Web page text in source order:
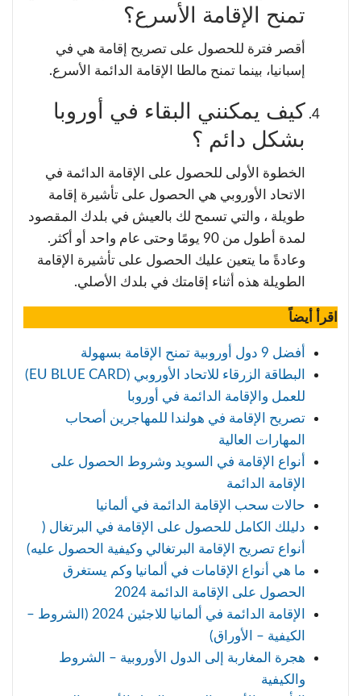
تمنح الإقامة الأسرع؟
أقصر فترة للحصول على تصريح إقامة هي في
إسبانيا، بينما تمنح مالطا الإقامة الدائمة الأسرع.
كيف يمكنني البقاء في أوروبا
بشكل دائم ؟
الخطوة الأولى للحصول على الإقامة الدائمة في
الاتحاد الأوروبي هي الحصول على تأشيرة إقامة
طويلة ، والتي تسمح لك بالعيش في بلدك المقصود
لمدة أطول من 90 يومًا وحتى عام واحد أو أكثر.
وعادةً ما يتعين عليك الحصول على تأشيرة الإقامة
الطويلة هذه أثناء إقامتك في بلدك الأصلي.
اقرأ أيضاً
أفضل 9 دول أوروبية تمنح الإقامة بسهولة
البطاقة الزرقاء للاتحاد الأوروبي (EU BLUE CARD)
للعمل والإقامة الدائمة في أوروبا
تصريح الإقامة في هولندا للمهاجرين أصحاب
المهارات العالية
أنواع الإقامة في السويد وشروط الحصول على
الإقامة الدائمة
حالات سحب الإقامة الدائمة في ألمانيا
دليلك الكامل للحصول على الإقامة في البرتغال (
أنواع تصريح الإقامة البرتغالي وكيفية الحصول عليه)
ما هي أنواع الإقامات في ألمانيا وكم يستغرق
الحصول على الإقامة الدائمة 2024
الإقامة الدائمة في ألمانيا للاجئين 2024 (الشروط –
الكيفية – الأوراق)
هجرة المغاربة إلى الدول الأوروبية – الشروط
والكيفية